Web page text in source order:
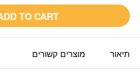
TO CART
תיאור מוצרים קשורים